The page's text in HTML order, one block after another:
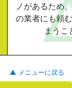
ノがあるため
の業者にも頼
まうこ
▲ メニューに戻る